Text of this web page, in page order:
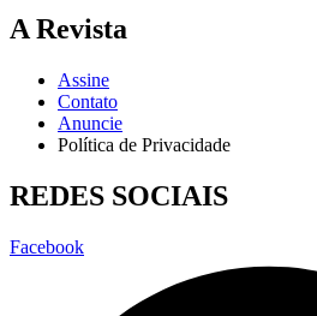
A Revista
Assine
Contato
Anuncie
Política de Privacidade
REDES SOCIAIS
Facebook